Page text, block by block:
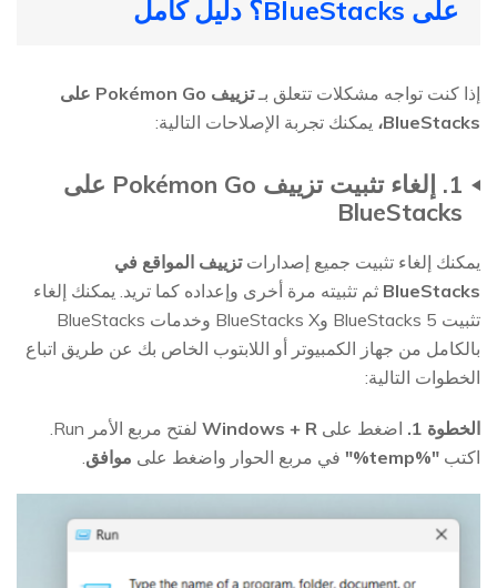
على BlueStacks؟ دليل كامل
إذا كنت تواجه مشكلات تتعلق بـ
تزييف Pokémon Go على
BlueStacks، يمكنك تجربة الإصلاحات التالية:
1. إلغاء تثبيت تزييف Pokémon Go على
BlueStacks
يمكنك إلغاء تثبيت جميع إصداراتتزييف المواقع في
BlueStacks ثم تثبيته مرة أخرى وإعداده كما تريد. يمكنك إلغاء
تثبيت BlueStacks 5 وBlueStacks X وخدمات BlueStacks
بالكامل من جهاز الكمبيوتر أو اللابتوب الخاص بك عن طريق اتباع
الخطوات التالية:
الخطوة 1. اضغط على Windows + R
لفتح مربع الأمر Run.
اكتب "%temp%" في مربع الحوار واضغط على موافق.